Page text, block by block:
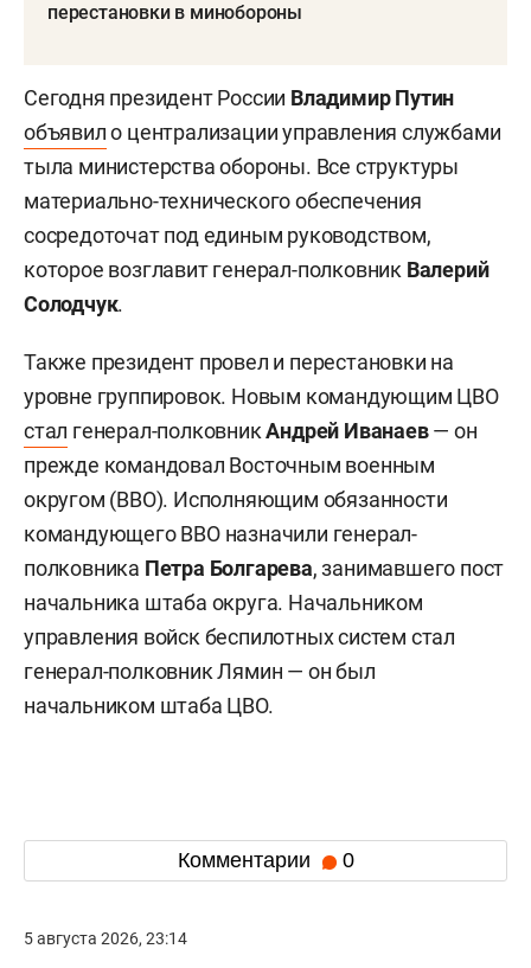
перестановки в минобороны
Сегодня президент России Владимир Путин
объявило централизации управления службами
тыла министерства обороны. Все структуры
материально-технического обеспечения
сосредоточат под единым руководством,
которое возглавит генерал-полковник Валерий
Солодчук.
Также президент провел и перестановки на
уровне группировок. Новым командующим ЦВО
стал генерал-полковникАндрей Иванаев— он
прежде командовал Восточным военным
округом (ВВО). Исполняющим обязанности
командующего ВВО назначили генерал-
полковника Петра Болгарева, занимавшего пост
начальника штаба округа. Начальником
управления войск беспилотных систем стал
генерал-полковник Лямин — он был
начальником штаба ЦВО.
Комментарии 0
5 августа 2026, 23:14